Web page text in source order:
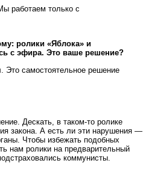
работаем только с
ролики «Яблока» и
с эфира. Это ваше решение?
самостоятельное решение
Дескать, в таком-то ролике
закона. А есть ли эти нарушения —
Чтобы избежать подобных
нам ролики на предварительный
коммунисты.